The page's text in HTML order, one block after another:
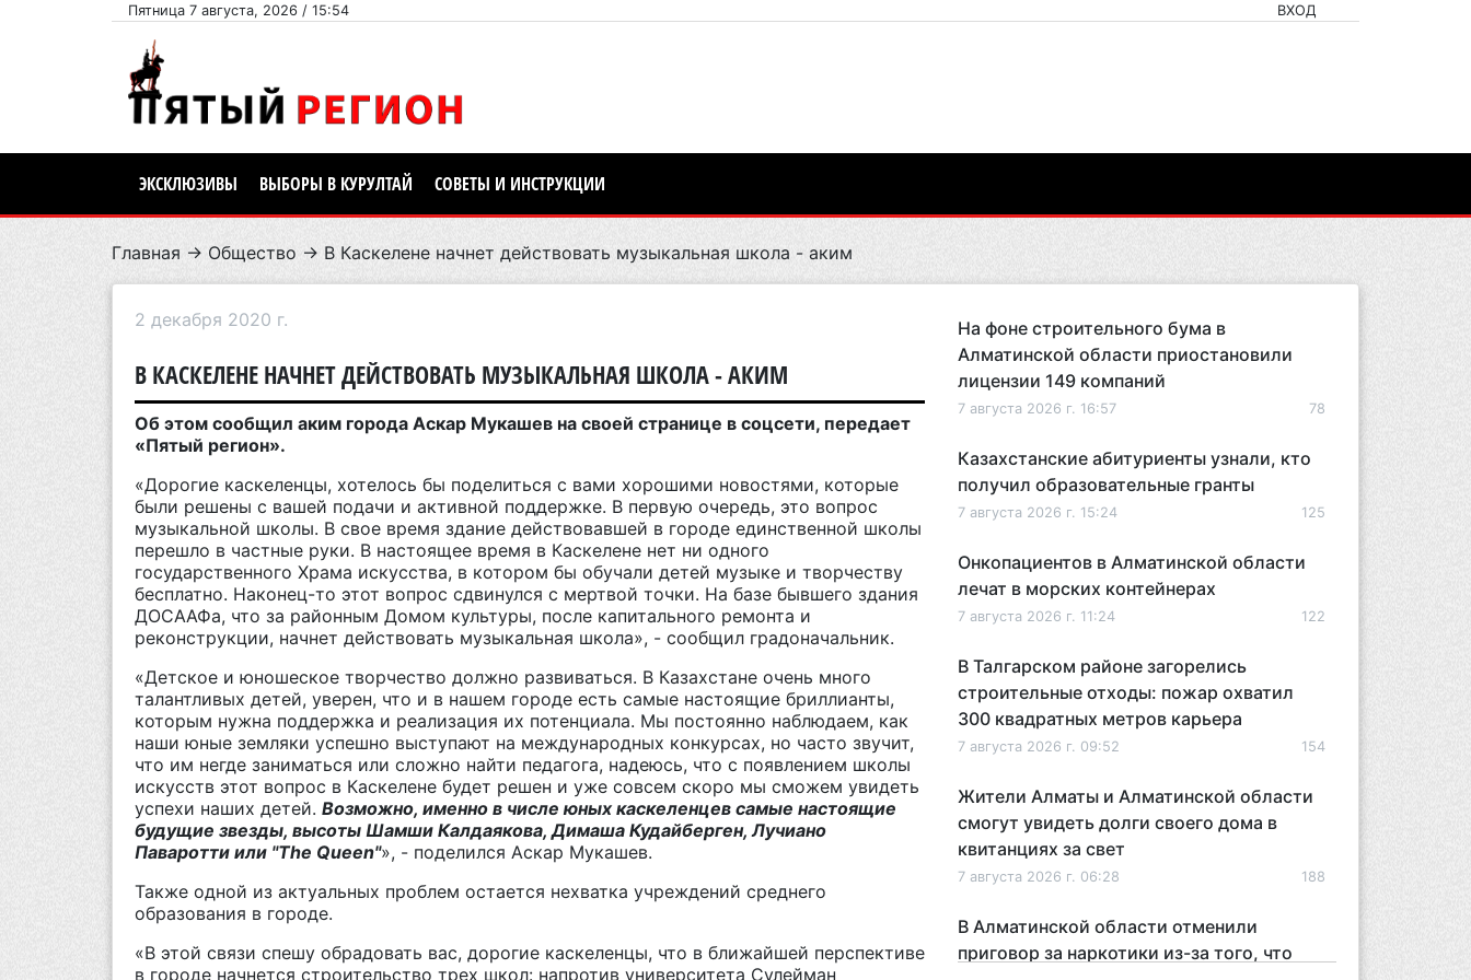
Пятница 7 августа, 2026 / 15:54 ВХОД
ЭКСКЛЮЗИВЫ ВЫБОРЫ В КУРУЛТАЙ СОВЕТЫ И ИНСТРУКЦИИ
Главная → Общество → В Каскелене начнет действовать музыкальная школа - аким
2 декабря 2020 г.
В КАСКЕЛЕНЕ НАЧНЕТ ДЕЙСТВОВАТЬ МУЗЫКАЛЬНАЯ ШКОЛА - АКИМ
Об этом сообщил аким города Аскар Мукашев на своей странице в соцсети, передает
«Пятый регион».
«Дорогие каскеленцы, хотелось бы поделиться с вами хорошими новостями, которые
были решены с вашей подачи и активной поддержке. В первую очередь, это вопрос
музыкальной школы. В свое время здание действовавшей в городе единственной школы
перешло в частные руки. В настоящее время в Каскелене нет ни одного
государственного Храма искусства, в котором бы обучали детей музыке и творчеству
бесплатно. Наконец-то этот вопрос сдвинулся с мертвой точки. На базе бывшего здания
ДОСААФа, что за районным Домом культуры, после капитального ремонта и
реконструкции, начнет действовать музыкальная школа», - сообщил градоначальник.
«Детское и юношеское творчество должно развиваться. В Казахстане очень много
талантливых детей, уверен, что и в нашем городе есть самые настоящие бриллианты,
которым нужна поддержка и реализация их потенциала. Мы постоянно наблюдаем, как
наши юные земляки успешно выступают на международных конкурсах, но часто звучит,
что им негде заниматься или сложно найти педагога, надеюсь, что с появлением школы
искусств этот вопрос в Каскелене будет решен и уже совсем скоро мы сможем увидеть
успехи наших детей. Возможно, именно в числе юных каскеленцев самые настоящие
будущие звезды, высоты Шамши Калдаякова, Димаша Кудайберген, Лучиано
Паваротти или "The Queen"», - поделился Аскар Мукашев.
Также одной из актуальных проблем остается нехватка учреждений среднего
образования в городе.
«В этой связи спешу обрадовать вас, дорогие каскеленцы, что в ближайшей перспективе
в городе начнется строительство трех школ: напротив университета Сулейман
На фоне строительного бума в
Алматинской области приостановили
лицензии 149 компаний
7 августа 2026 г. 16:57 78
Казахстанские абитуриенты узнали, кто
получил образовательные гранты
7 августа 2026 г. 15:24 125
Онкопациентов в Алматинской области
лечат в морских контейнерах
7 августа 2026 г. 11:24 122
В Талгарском районе загорелись
строительные отходы: пожар охватил
300 квадратных метров карьера
7 августа 2026 г. 09:52 154
Жители Алматы и Алматинской области
смогут увидеть долги своего дома в
квитанциях за свет
7 августа 2026 г. 06:28 188
В Алматинской области отменили
приговор за наркотики из-за того, что